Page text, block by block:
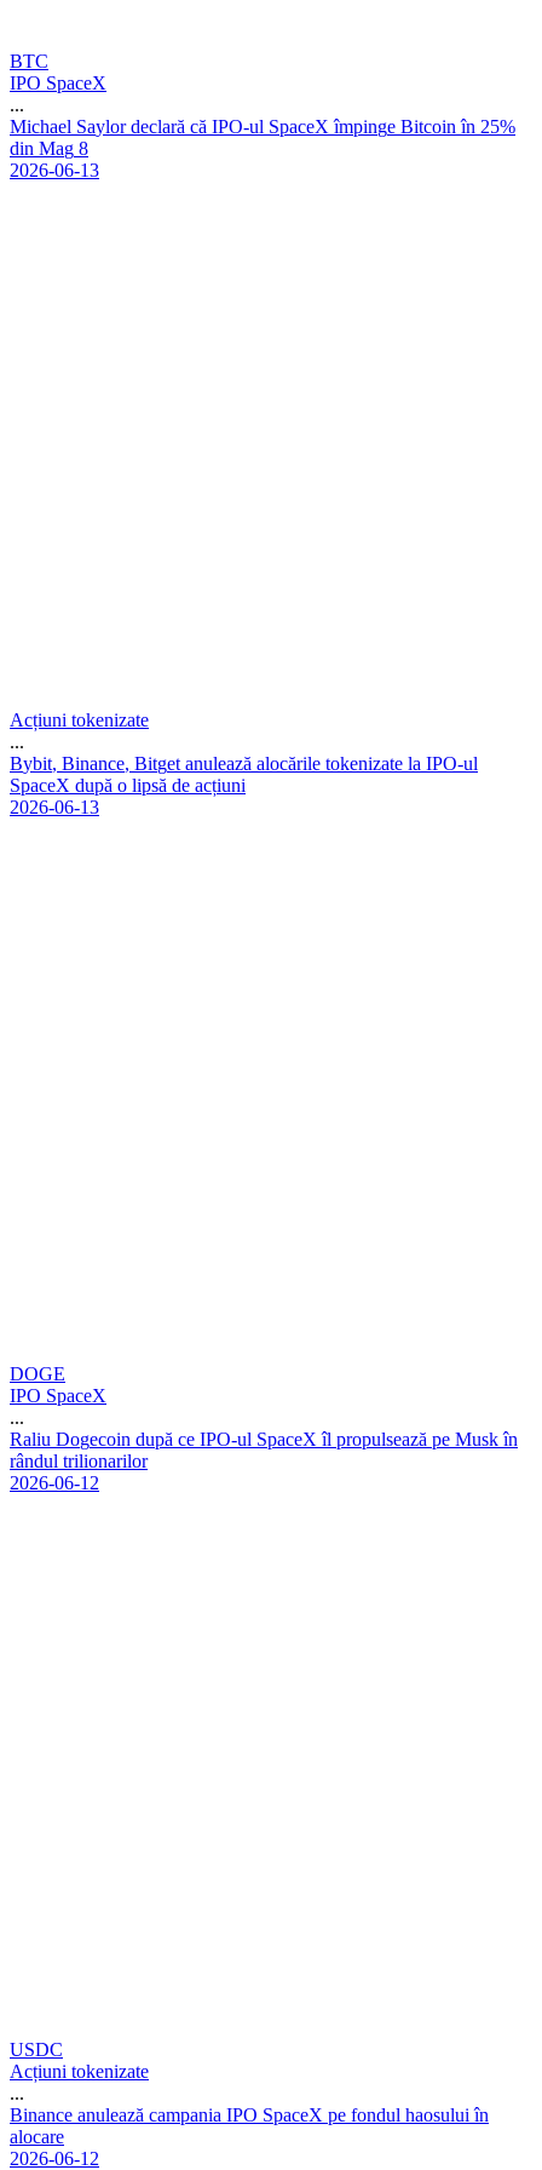
BTC
IPO SpaceX
...
Michael Saylor declară că IPO-ul SpaceX împinge Bitcoin în 25%
din Mag 8
2026-06-13
Acțiuni tokenizate
...
Bybit, Binance, Bitget anulează alocările tokenizate la IPO-ul
SpaceX după o lipsă de acțiuni
2026-06-13
DOGE
IPO SpaceX
...
Raliu Dogecoin după ce IPO-ul SpaceX îl propulsează pe Musk în
rândul trilionarilor
2026-06-12
USDC
Acțiuni tokenizate
...
Binance anulează campania IPO SpaceX pe fondul haosului în
alocare
2026-06-12